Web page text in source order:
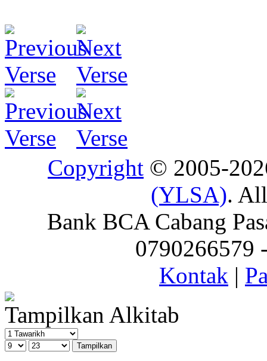
Copyright © 2005-
(YLSA).
Bank BCA Cabang
0790266579
Kontak |
Tampilkan Alkitab